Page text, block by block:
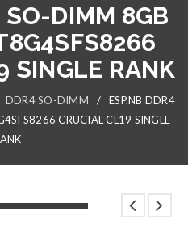
SO-DIMM 8GB
SINGLE RANK
DDR4 SO-DIMM /
ESP.NB DDR4
CRUCIAL CL19 SINGLE